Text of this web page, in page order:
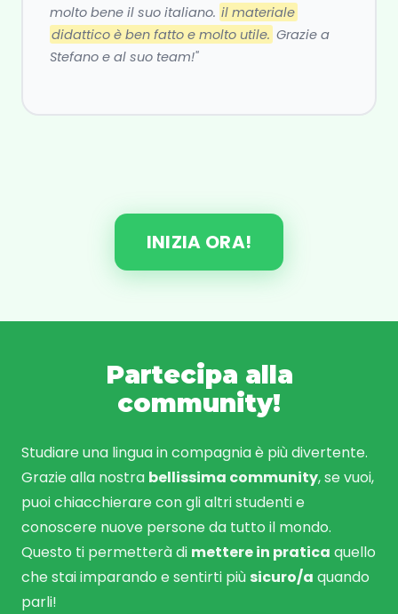
molto bene il suo italiano. il materiale
didattico è ben fatto e molto utile. Grazie a
Stefano e al suo team!"
INIZIA ORA!
Partecipa alla
community!
Studiare una lingua in compagnia è più divertente.
Grazie alla nostra bellissima community, se vuoi,
puoi chiacchierare con gli altri studenti e
conoscere nuove persone da tutto il mondo.
Questo ti permetterà di mettere in pratica quello
che stai imparando e sentirti più sicuro/a quando
parli!